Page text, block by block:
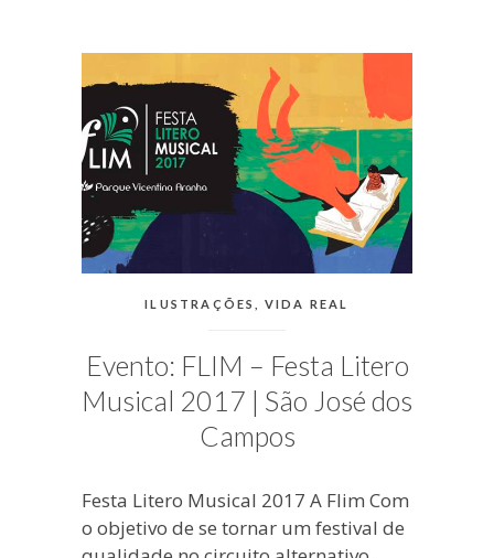
PUBLICADO
MICHELLI
CATEGORIAS:
ILUSTRAÇÕES VIDA REAL
Evento: FLIM – Festa Litero
Musical 2017 | São José dos
Campos
Festa Litero Musical 2017 A Flim Com
o objetivo de se tornar um festival de